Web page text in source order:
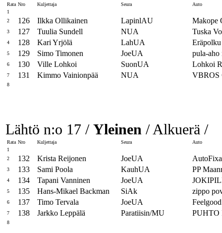
Rata Nro Kuljettaja Seura
Auto
1
2
126 Ilkka Ollikainen LapinlAU Makope
3 127 Tuulia Sundell NUA Tuska
4 128 Kari Yrjölä LahUA
5 129 Simo Timonen JoeUA pula-aho
6 130 Ville Lohkoi SuonUA Lohkoi
7 131 Kimmo Vainionpää NUA VBROS
8
Lähtö n:o 17 / Yleinen / Alkuerä /
Rata Nro Kuljettaja Seura
Auto
1
2
132 Krista Reijonen JoeUA
3 133 Sami Poola KauhUA PP
4 134 Tapani Vanninen JoeUA
5 135 Hans-Mikael Backman SiAk zippo
6 137 Timo Tervala JoeUA
7 138 Jarkko Leppälä Paratiisin/MU PUHTO
8